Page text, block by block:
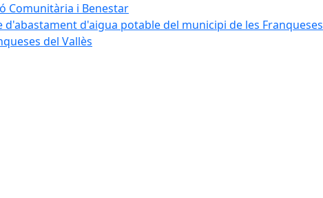
Comunitària i Benestar
d'aigua potable del municipi de les Franqueses
del Vallès